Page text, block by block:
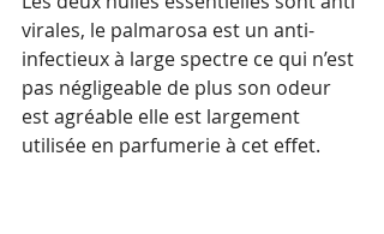
virales, le palmarosa est un anti-
infectieux à large spectre ce qui n’est
pas négligeable de plus son odeur
est agréable elle est largement
utilisée en parfumerie à cet effet.